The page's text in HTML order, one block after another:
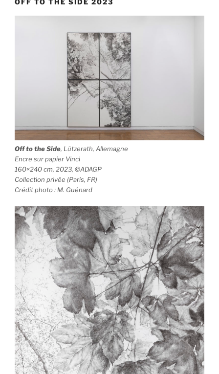
OFF TO THE SIDE 2023
Off to the Side, Lützerath, Allemagne
Encre sur papier Vinci
160×240 cm, 2023, ©ADAGP
Collection privée (Paris, FR)
Crédit photo : M. Guénard